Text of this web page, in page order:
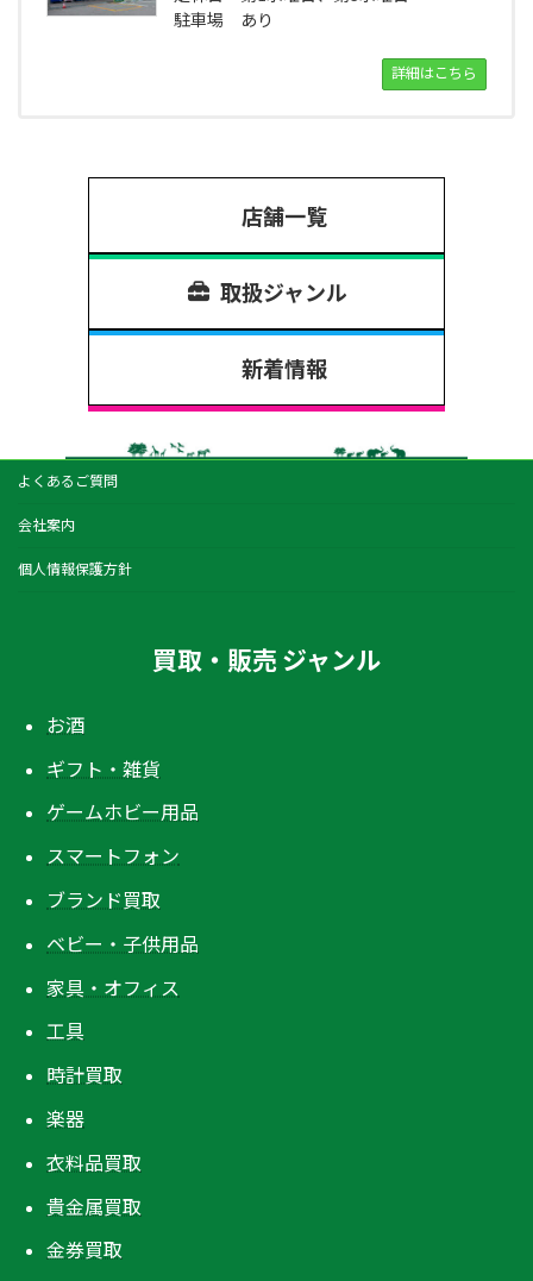
駐車場 あり
詳細はこちら
店舗一覧
取扱ジャンル
新着情報
よくあるご質問
会社案内
個人情報保護方針
買取・販売 ジャンル
お酒
ギフト・雑貨
ゲームホビー用品
スマートフォン
ブランド買取
ベビー・子供用品
家具・オフィス
工具
時計買取
楽器
衣料品買取
貴金属買取
金券買取